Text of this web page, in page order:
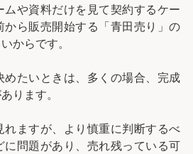
ムや資料だけを見て契約するケー
から販売開始する「青田売り」の
からです。
めたいときは、多くの場合、完成
ります。
れますが、より慎重に判断するべ
に問題があり、売れ残っている可